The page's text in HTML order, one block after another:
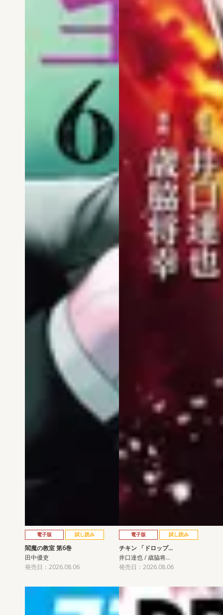
電子版 試し読み
閻魔の教室 第6巻
田中優吏
発売日：2026.08.06
電子版 試し読み
チキン 「ドロップ…
井口達也 / 歳脇将…
発売日：2026.08.06